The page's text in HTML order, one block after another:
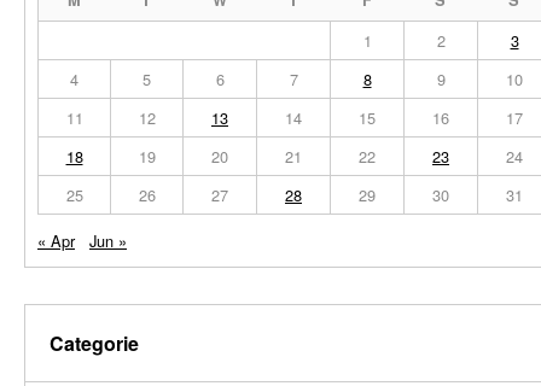
1 2
3
4
5 6 7 8 9
10
11
12 13 14 15 16
17
18
19 20 21 22 23
24
25
26 27 28 29 30
31
« Apr
Jun »
Categorie